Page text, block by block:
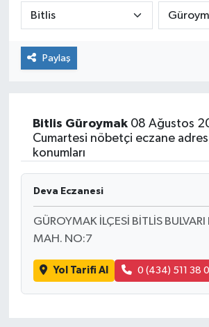
Paylaş
Bitlis Güroymak08 Ağustos
Cumartesi nöbetçi eczane
konumları
Deva Eczanesi
GÜROYMAK İLÇESİ BİTLİS
MAH. NO:7
Yol Tarifi Al 0 (434) 511 38